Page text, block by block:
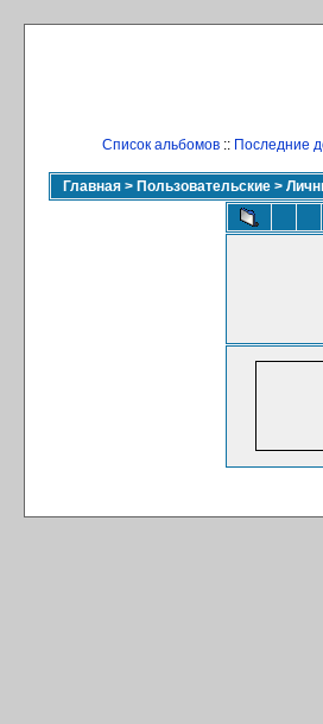
Список альбомов :: Последние
Главная > Пользовательские >